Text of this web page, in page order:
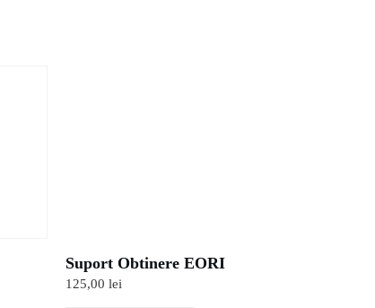
Suport Obtinere EORI
125,00lei